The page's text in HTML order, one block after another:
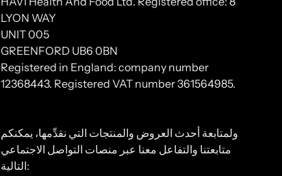
LYON WAY
UNIT 005
GREENFORD UB6 0BN
Registered in England: company number
12368443. Registered VAT number 361564985.
ولمتابعة أحدث العروض والمنتجات التي نقدِّمها، يمكنكم
متابعتنا والتفاعل معنا عبر منصات التواصل الاجتماعي
التالية: